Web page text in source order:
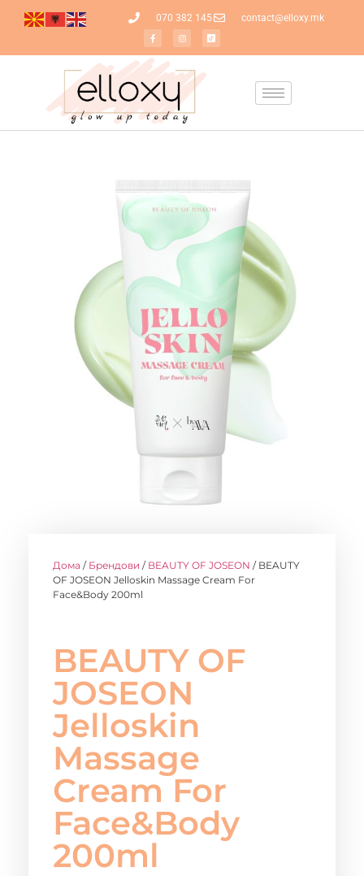
070 382 145 contact@elloxy.mk
Дома / Брендови / BEAUTY OF JOSEON / BEAUTY
OF JOSEON Jelloskin Massage Cream For
Face&Body 200ml
BEAUTY OF
JOSEON
Jelloskin
Massage
Cream For
Face&Body
200ml